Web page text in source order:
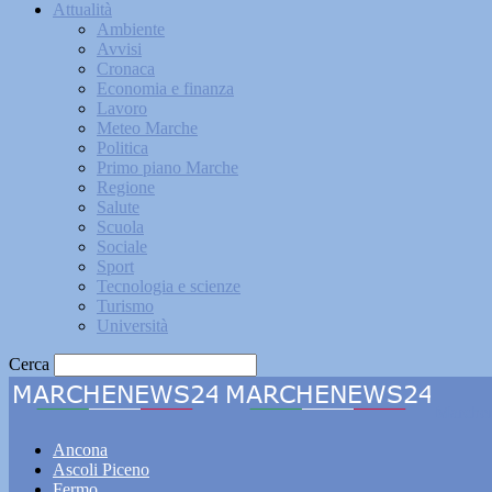
Attualità
Ambiente
Avvisi
Cronaca
Economia e finanza
Lavoro
Meteo Marche
Politica
Primo piano Marche
Regione
Salute
Scuola
Sociale
Sport
Tecnologia e scienze
Turismo
Università
Cerca
Ancona
Ascoli Piceno